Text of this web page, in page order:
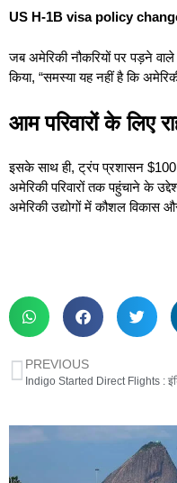
US H-1B visa policy changes
जब अमेरिकी नौकरियों पर पड़ने
किया, “समस्या यह नहीं है कि
आम परिवारों के लिए
इसके साथ ही, ट्रंप प्रशासन
अमेरिकी परिवारों तक पहुंचाने के
अमेरिकी उद्योगों में कौशल विकास
PREVIOUS